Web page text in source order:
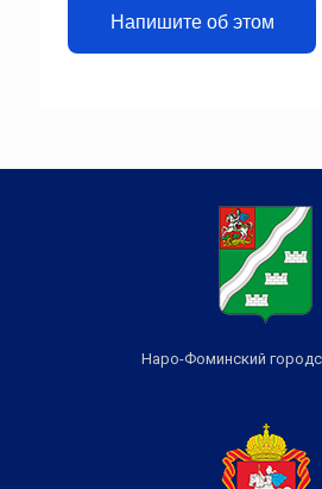
Напишите об этом
Наро-Фоминский